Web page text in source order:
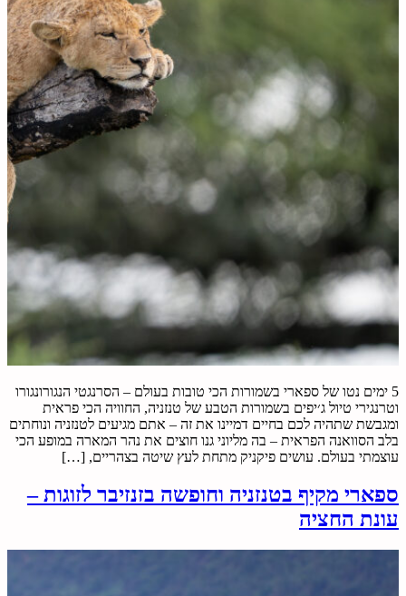
5 ימים נטו של ספארי בשמורות הכי טובות בעולם – הסרנגטי הנגורונגורו
וטרנגירי טיול ג׳יפים בשמורות הטבע של טנזניה, החוויה הכי פראית
ומגבשת שתהיה לכם בחיים דמיינו את זה – אתם מגיעים לטנזניה ונוחתים
בלב הסוואנה הפראית – בה מליוני גנו חוצים את נהר המארה במופע הכי
עוצמתי בעולם. עושים פיקניק מתחת לעץ שיטה בצהריים, […]
ספארי מקיף בטנזניה וחופשה בזנזיבר לזוגות –
עונת החציה